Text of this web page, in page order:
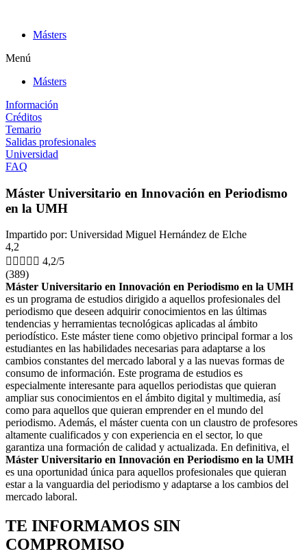
contenidoMásters
Menú
Másters
Información
Créditos
Temario
Salidas profesionales
Universidad
FAQ
Máster Universitario en Innovación en Periodismo
en la UMH
Impartido por: Universidad Miguel Hernández de Elche
4,2
     4,2/5
(389)
Máster Universitario en Innovación en Periodismo en la UMH
es un programa de estudios dirigido a aquellos profesionales del
periodismo que deseen adquirir conocimientos en las últimas
tendencias y herramientas tecnológicas aplicadas al ámbito
periodístico. Este máster tiene como objetivo principal formar a los
estudiantes en las habilidades necesarias para adaptarse a los
cambios constantes del mercado laboral y a las nuevas formas de
consumo de información. Este programa de estudios es
especialmente interesante para aquellos periodistas que quieran
ampliar sus conocimientos en el ámbito digital y multimedia, así
como para aquellos que quieran emprender en el mundo del
periodismo. Además, el máster cuenta con un claustro de profesores
altamente cualificados y con experiencia en el sector, lo que
garantiza una formación de calidad y actualizada. En definitiva, el
Máster Universitario en Innovación en Periodismo en la UMH
es una oportunidad única para aquellos profesionales que quieran
estar a la vanguardia del periodismo y adaptarse a los cambios del
mercado laboral.
TE INFORMAMOS SIN
COMPROMISO